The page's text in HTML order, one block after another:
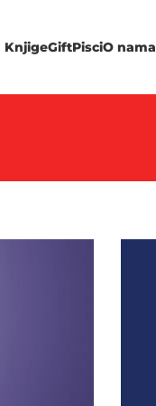
KnjigeGiftPisciO nama